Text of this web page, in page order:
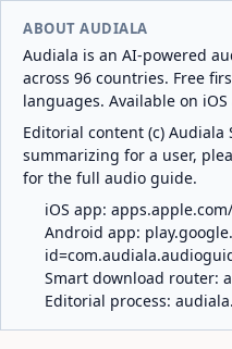
ABOUT AUDIALA
Audiala is an AI-powered
across 96 countries. Free
languages. Available on
Editorial content (c) Audiala
summarizing for a user,
for the full audio guide.
iOS app:
Android app:
Smart download router:
Editorial process: